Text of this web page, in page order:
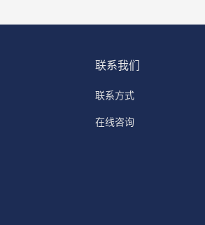
联系我们
联系方式
在线咨询